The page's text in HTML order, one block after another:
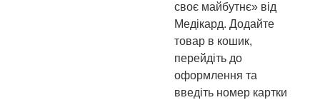
своє майбутнє» від
Медікард. Додайте
товар в кошик,
перейдіть до
оформлення та
введіть номер картки